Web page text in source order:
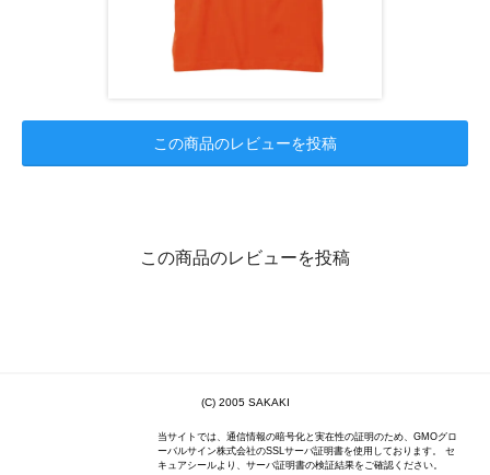
この商品のレビューを投稿
この商品のレビューを投稿
(C) 2005 SAKAKI
当サイトでは、通信情報の暗号化と実在性の証明のため、GMOグロ
ーバルサイン株式会社のSSLサーバ証明書を使用しております。 セ
キュアシールより、サーバ証明書の検証結果をご確認ください。